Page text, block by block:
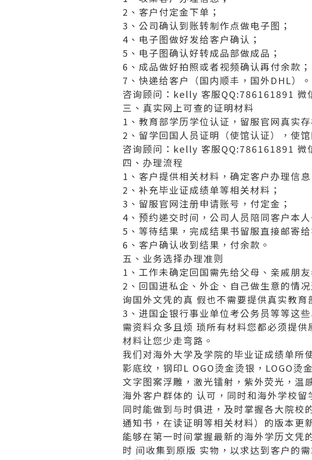
2、客户付定金下单；
3、公司确认到账转制作点做电子图；
4、电子图做好发给客户确认；
5、电子图确认好转成品部做成品；
6、成品做好拍照或者视频确认再付余款；
7、快递给客户（国内顺丰，国外DHL）。
咨询顾问：kelly 客服QQ:786161891 微
三、真实网上可查的证明材料
1、教育部学历学位认证，留服官网真实
2、留学回国人员证明（使馆认证），使
咨询顾问：kelly 客服QQ:786161891 微
四、办理流程
1、客户提供相关材料，确定客户办理信
2、补充毕业证成绩单等相关材料；
3、留服官网注册申请账号，付定金；
4、预约递交时间，公司人员陪同客户本
5、等待结果，完成结果书留服直接邮寄给
6、客户确认收到结果，付余款。
五、业务选择办理准则
1、工作未确定回国需先给父母、亲戚朋
2、回国进私企、外企、自己做生意的情
询国外文凭的真 假也不需要提供真实教
3、进国企银行事业单位考公务员等等这
需资料众多且烦 琐所有材料您都必须提
材料让您少走弯路。
我们对海外大学及学院的毕业证成绩单所
影底纹，钢印L OGO烫金烫银，LOGO烫
文字图案浮雕，激光镭射，紫外荧光，温
海外客户群体的 认可，同时和海外学校留
同时能做到与时俱进，及时掌握各大院校
通知书，在读证明等相关材料）的版本更
能够在第一时间掌握最新的海外学历文凭
时 间收集到原版 实物，以求达到客户的需